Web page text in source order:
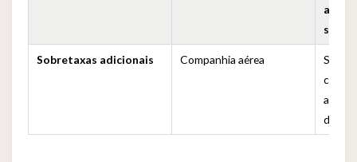
as
seu
Sobretaxas adicionais Companhia aérea
do